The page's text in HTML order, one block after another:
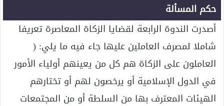
حكم المسألة
أصدرت الندوة الرابعة لقضايا الزكاة المعاصرة تعريفا
شاملا لمصرف العاملين عليها جاء فيه ما يلي: (
العاملون على الزكاة هم كل من يعينهم أولياء الأمور
في الدول الإسلامية أو يرخصون لهم أو تختارهم
الهيئات المعترف بها من السلطة أو من المجتمعات